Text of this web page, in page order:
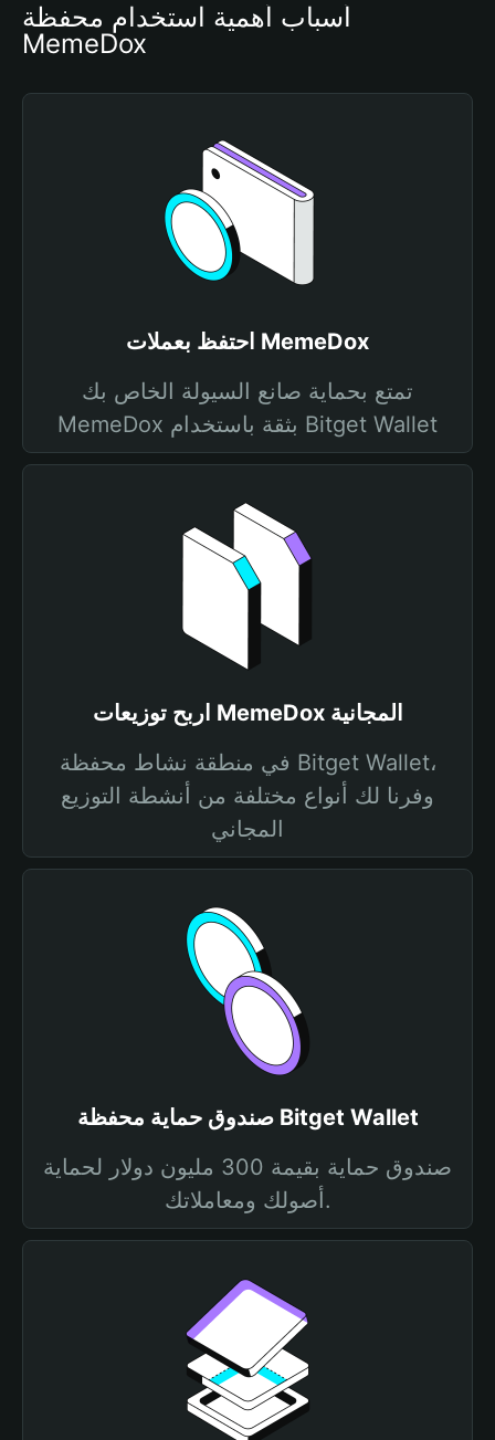
أسباب أهمية استخدام محفظة
MemeDox
احتفظ بعملات MemeDox
تمتع بحماية صانع السيولة الخاص بك
MemeDox بثقة باستخدام Bitget Wallet
اربح توزيعات MemeDox المجانية
في منطقة نشاط محفظة Bitget Wallet،
وفرنا لك أنواع مختلفة من أنشطة التوزيع
المجاني
صندوق حماية محفظة Bitget Wallet
صندوق حماية بقيمة 300 مليون دولار لحماية
أصولك ومعاملاتك.